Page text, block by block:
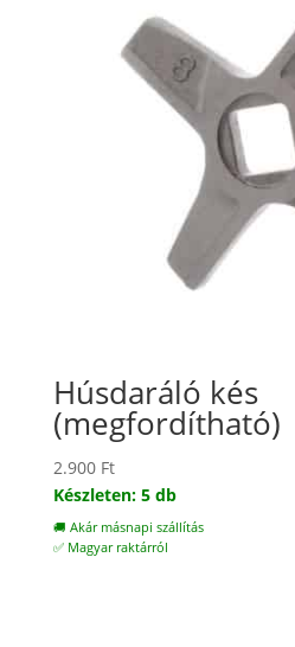
Húsdaráló kés
(megfordítható)
2.900 Ft
Készleten: 5 db
🚚 Akár másnapi szállítás
✅ Magyar raktárról